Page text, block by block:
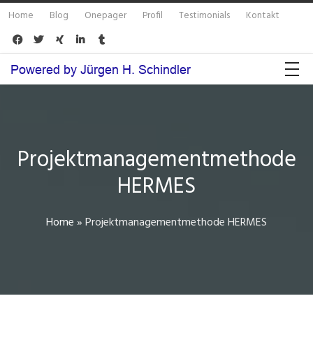
Home Blog Onepager Profil Testimonials Kontakt
    
Projektmanagementmethode
HERMES
Home»Projektmanagementmethode HERMES